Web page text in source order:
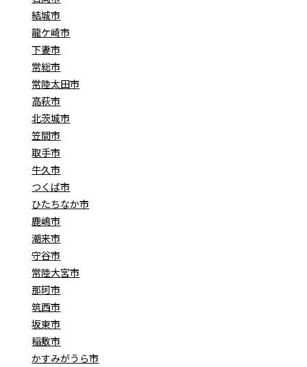
結城市
龍ケ崎市
下妻市
常総市
常陸太田市
高萩市
北茨城市
笠間市
取手市
牛久市
つくば市
ひたちなか市
鹿嶋市
潮来市
守谷市
常陸大宮市
那珂市
筑西市
坂東市
稲敷市
かすみがうら市